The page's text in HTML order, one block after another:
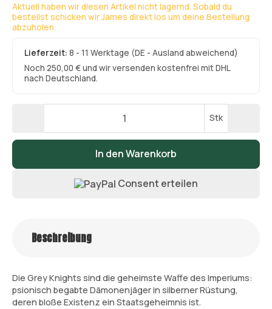
Aktuell haben wir diesen Artikel nicht lagernd. Sobald du
bestellst schicken wir James direkt los um deine Bestellung
abzuholen.
Lieferzeit:8 - 11 Werktage (DE - Ausland abweichend)
Noch 250,00 € und wir versenden kostenfrei mit DHL
nach Deutschland.
Stk
In den Warenkorb
Consent erteilen
Beschreibung
Die Grey Knights sind die geheimste Waffe des Imperiums:
psionisch begabte Dämonenjäger in silberner Rüstung,
deren bloße Existenz ein Staatsgeheimnis ist.